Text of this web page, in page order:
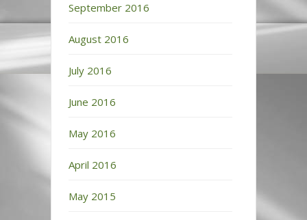
September 2016
August 2016
July 2016
June 2016
May 2016
April 2016
May 2015